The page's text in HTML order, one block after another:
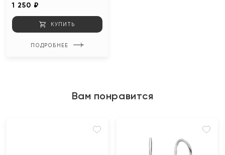
1 250 ₽
КУПИТЬ
ПОДРОБНЕЕ
Вам понравится